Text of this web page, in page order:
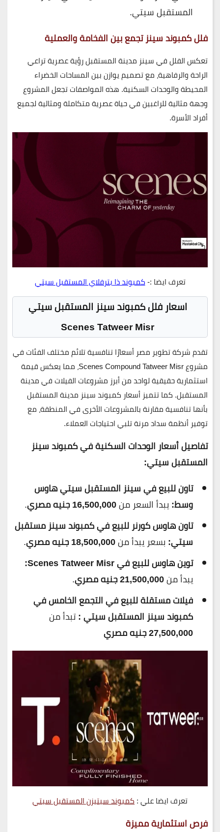
المستقبل سيتي.
فلل كمبوند سينز تجمع بين الفخامة والعملية
تعكس الفلل فيسينز مدينة المستقبلرؤية عصرية تراعي
الراحة والرفاهية، مع تصميم يوازن بين المساحات الخضراء
المحيطة والوحدات السكنية. هذه المواصفات تجعل المشروع
وجهة مثالية للراغبين في حياة عصرية متكاملة ومثالية لجميع
أفراد الأسرة.
تعرف ايضا :-كمبوند ذا بترفلاي المستقبل سيتي
اسعار فلل كمبوند سينز المستقبل سيتي
Scenes Tatweer Misr
تقدم شركةتطوير مصر أسعارًا تنافسية تلائم مختلف الفئات في
مشروعScenes Compound Tatweer Misr، مما يعكس قيمة
استثمارية حقيقية لواحد من أبرز مشروعات الفيلات فيمدينة
المستقبل. كما تتميز أسعار كمبوند سينز مدينة المستقبل
بأنها تنافسية مقارنة بالمشروعات الأخرى في المنطقة، مع
توفير أنظمة سداد مرنة تلبي احتياجات العملاء.
تفاصيل أسعار الوحدات السكنية في كمبوند سينز
المستقبل سيتي:
تاون للبيع في سينز المستقبل سيتي هاوس
وسط:يبدأ السعر من16,500,000 جنيه مصري
.
تاون هاوس كورنر للبيع في كمبوند سينز مستقبل
سيتي: بسعر يبدأ من18,500,000 جنيه مصري
.
توين هاوس للبيع في Scenes Tatweer Misr:
يبدأ من21,500,000 جنيه مصري
.
فيلات مستقلة للبيع في التجمع الخامس في
كمبوند سينز المستقبل سيتي :تبدأ من
27,500,000 جنيه مصري
تعرف ايضا علي :كمبوند سيتيزن المستقبل سيتي
فرص استثمارية مميزة